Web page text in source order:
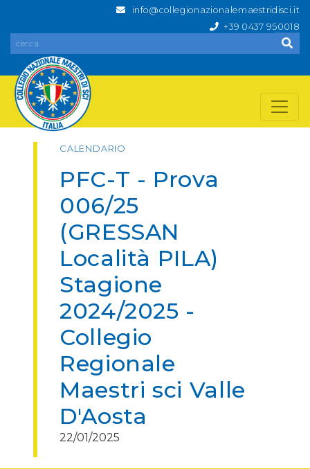
info@collegionazionalemaestridisci.it
+39 0437 950018
CALENDARIO
PFC-T - Prova
006/25
(GRESSAN
Località PILA)
Stagione
2024/2025 -
Collegio
Regionale
Maestri sci Valle
D'Aosta
22/01/2025